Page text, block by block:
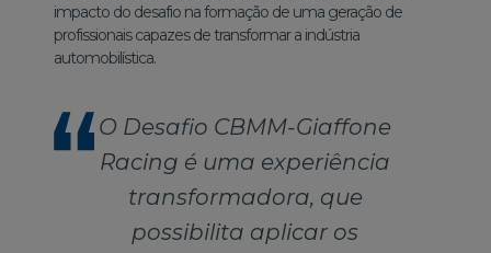
impacto do desafio na formação de uma geração de
profissionais capazes de transformar a indústria
automobilística.
O Desafio CBMM-Giaffone
Racing é uma experiência
transformadora, que
possibilita aplicar os